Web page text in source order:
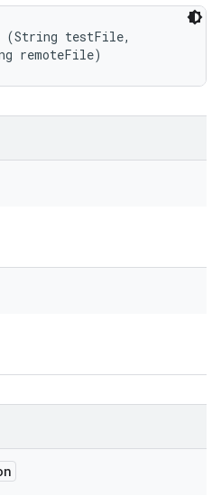
(String testFile,
remoteFile)